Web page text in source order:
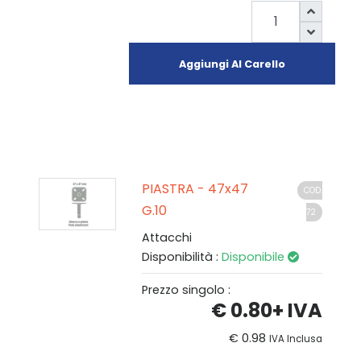
Aggiungi Al Carello
PIASTRA - 47x47
G.10
COD.
72
Attacchi
Disponibilità : Disponibile
Prezzo singolo :
€ 0.80+ IVA
€ 0.98 IVA Inclusa